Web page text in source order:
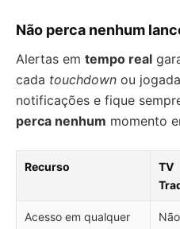
Não perca nenhum
Alertas em tempo real
cada touchdown ou
notificações e fique
perca nenhum momento
Recurso
TV
Acesso em qualquer
Não